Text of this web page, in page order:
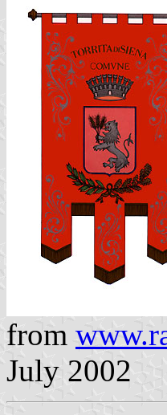
from
July 2002